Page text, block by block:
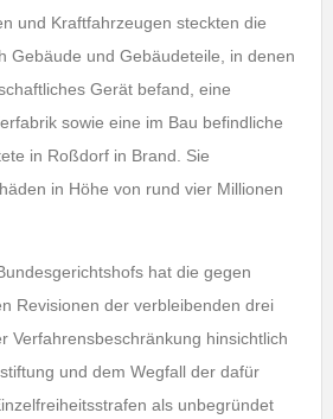
und Kraftfahrzeugen steckten die
Gebäude und Gebäudeteile, in denen
Gerät befand, eine
sowie eine im Bau befindliche
in Roßdorf in Brand. Sie
in Höhe von rund vier Millionen
hat die gegen
Revisionen der verbleibenden drei
Verfahrensbeschränkung hinsichtlich
und dem Wegfall der dafür
als unbegründet